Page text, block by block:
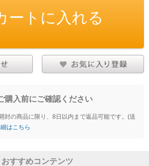
購入前にご確認ください
封の商品に限り、8日以内まで返品可能です。(送
はこちら
おすすめコンテンツ